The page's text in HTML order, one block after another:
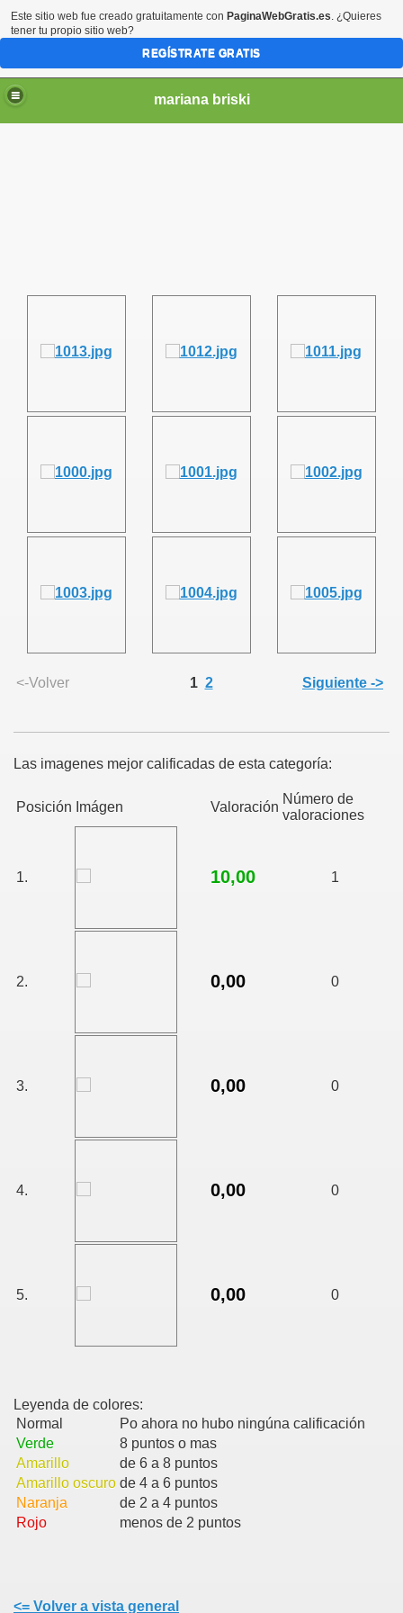
mariana briski
<-Volver 1 2 Siguiente ->
Las imagenes mejor calificadas de esta categoría:
Posición Imágen Valoración
Número de
valoraciones
1. 10,00 1
2. 0,00 0
3. 0,00 0
4. 0,00 0
5. 0,00 0
Leyenda de colores:
Normal
Po ahora no hubo ningúna calificación
Verde
8 puntos o mas
Amarillo
de 6 a 8 puntos
Amarillo oscuro de 4 a 6 puntos
Naranja
de 2 a 4 puntos
Rojo
menos de 2 puntos
<= Volver a vista general
Este sitio web fue creado gratuitamente con PaginaWebGratis.es. ¿Quieres
tener tu propio sitio web?
REGÍSTRATE GRATIS